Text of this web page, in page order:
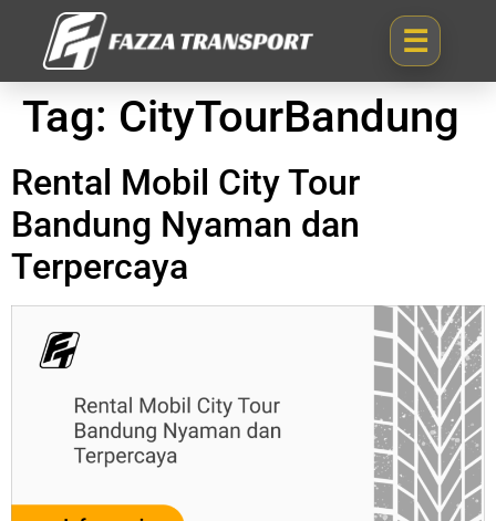
Tag: CityTourBandung
Rental Mobil City Tour
Bandung Nyaman dan
Terpercaya